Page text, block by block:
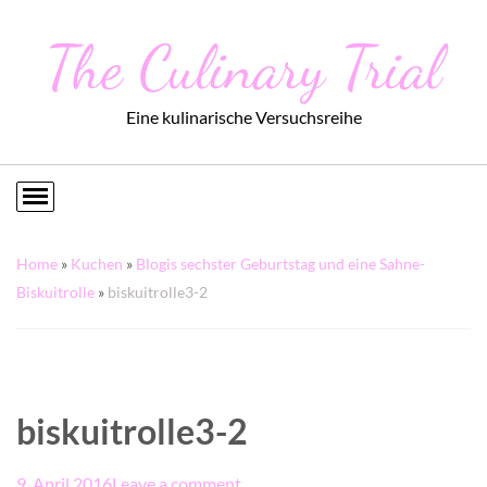
The Culinary Trial
Eine kulinarische Versuchsreihe
Home » Kuchen » Blogis sechster Geburtstag und eine Sahne-
Biskuitrolle » biskuitrolle3-2
biskuitrolle3-2